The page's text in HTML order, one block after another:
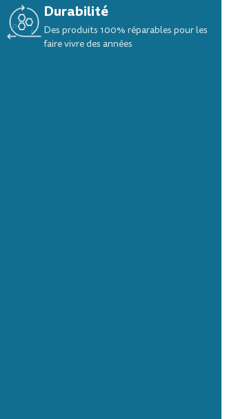
Durabilité
Des produits 100% réparables pour les
faire vivre des années